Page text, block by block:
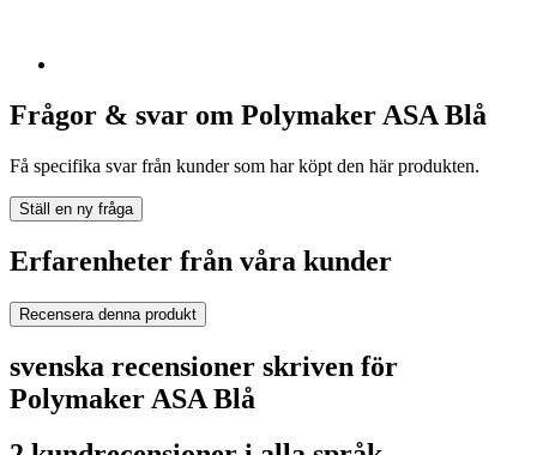
Frågor & svar om Polymaker ASA Blå
Få specifika svar från kunder som har köpt den här produkten.
Ställ en ny fråga
Erfarenheter från våra kunder
Recensera denna produkt
svenska recensioner skriven för
Polymaker ASA Blå